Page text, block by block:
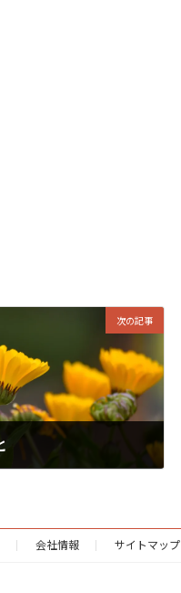
次の記事
会社情報 サイトマップ